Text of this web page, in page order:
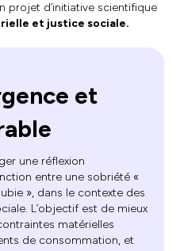
projet d’initiative scientifique
et justice sociale.
et
une réflexion
entre une sobriété «
», dans le contexte des
L’objectif est de mieux
matérielles
de consommation, et